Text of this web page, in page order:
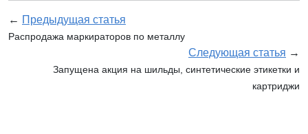
← Предыдущая статья
Распродажа маркираторов по металлу
Следующая статья →
Запущена акция на шильды, синтетические этикетки и
картриджи